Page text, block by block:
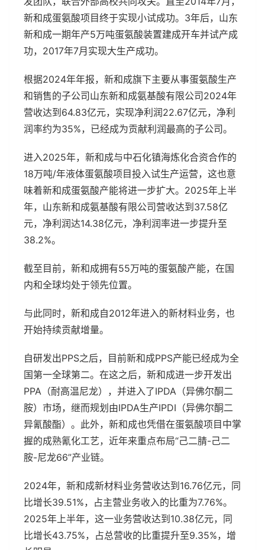
新和成蛋氨酸项目终于实现小试成功。3年后，山东
新和成一期年产5万吨蛋氨酸装置建成开车并试产成
功，2017年7月实现大生产成功。
根据2024年年报，新和成旗下主要从事蛋氨酸生产
和销售的子公司山东新和成氨基酸有限公司2024年
营收达到64.83亿元，实现净利润22.67亿元，净利
润率约为35%，已经成为贡献利润最高的子公司。
进入2025年，新和成与中石化镇海炼化合资合作的
18万吨/年液体蛋氨酸项目投入试生产运营，这也意
味着新和成蛋氨酸产能将进一步扩大。2025年上半
年，山东新和成氨基酸有限公司营收达到37.58亿
元，净利润达14.38亿元，净利润率进一步提升至
38.2%。
截至目前，新和成拥有55万吨的蛋氨酸产能，在国
内和全球均处于领先位置。
与此同时，新和成自2012年进入的新材料业务，也
开始持续贡献增量。
自研发出PPS之后，目前新和成PPS产能已经成为全
国第一全球第二。在这之后，新和成进一步开发出
PPA（耐高温尼龙），并进入了IPDA（异佛尔酮二
胺）市场，继而规划由IPDA生产IPDI（异佛尔酮二
异氰酸酯）。此外，新和成也凭借在蛋氨酸项目中掌
握的成熟氰化工艺，近年来重点布局“己二腈-己二
胺-尼龙66”产业链。
2024年，新和成新材料业务营收达到16.76亿元，同
比增长39.51%，占主营业务收入的比重为7.76%。
2025年上半年，这一业务营收达到10.38亿元，同
比增长43.75%，占总营收的比重提升至9.35%，增